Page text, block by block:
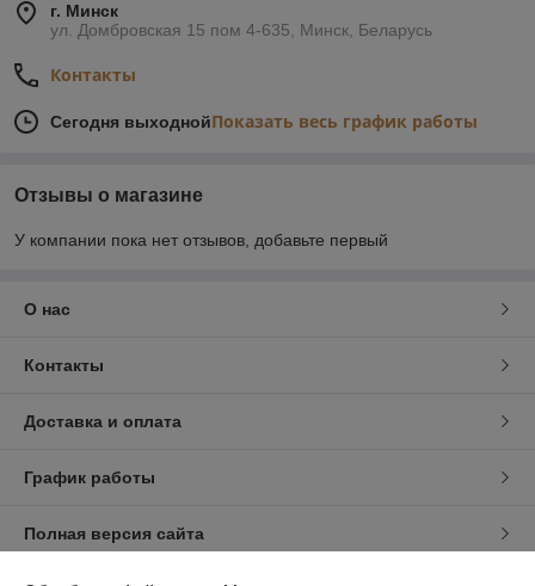
г. Минск
ул. Домбровская 15 пом 4-635, Минск, Беларусь
Контакты
Сегодня выходнойПоказать весь график работы
Отзывы о магазине
У компании пока нет отзывов, добавьте первый
О нас
Контакты
Доставка и оплата
График работы
Полная версия сайта